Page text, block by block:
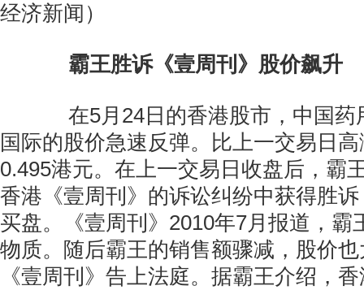
经济新闻）
霸王胜诉《壹周刊》股价飙升
在5月24日的香港股市，中国药
国际的股价急速反弹。比上一交易日
0.495港元。在上一交易日收盘后，霸
香港《壹周刊》的诉讼纠纷中获得胜
买盘。《壹周刊》2010年7月报道，霸
物质。随后霸王的销售额骤减，股价
《壹周刊》告上法庭。据霸王介绍，